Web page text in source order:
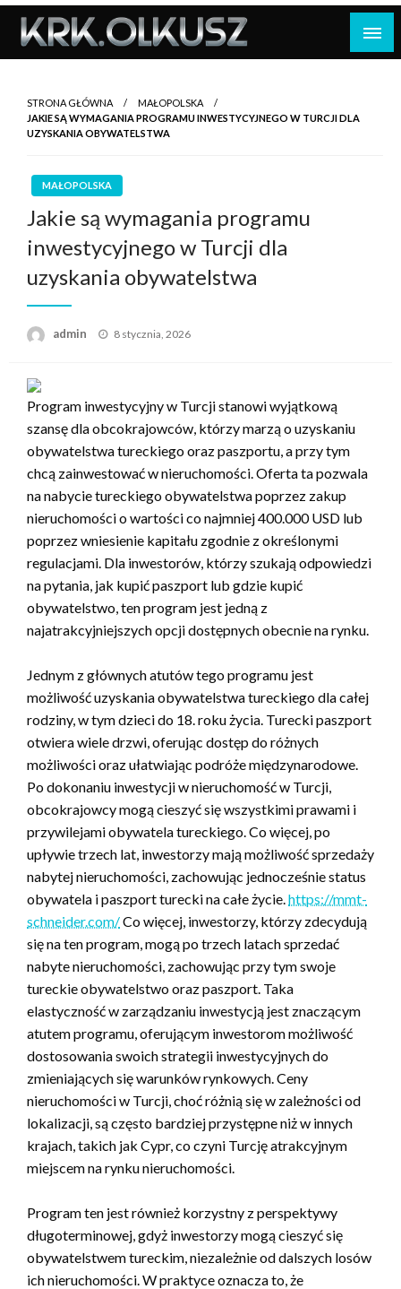
Skip
content
STRONA GŁÓWNA
MAŁOPOLSKA
JAKIE SĄ WYMAGANIA PROGRAMU INWESTYCYJNEGO W TURCJI DLA
UZYSKANIA OBYWATELSTWA
MAŁOPOLSKA
Jakie są wymagania programu
inwestycyjnego w Turcji dla
uzyskania obywatelstwa
admin
Opublikowane
8 stycznia, 2026
Program inwestycyjny w Turcji stanowi wyjątkową
szansę dla obcokrajowców, którzy marzą o uzyskaniu
obywatelstwa tureckiego oraz paszportu, a przy tym
chcą zainwestować w nieruchomości. Oferta ta pozwala
na nabycie tureckiego obywatelstwa poprzez zakup
nieruchomości o wartości co najmniej 400.000 USD lub
poprzez wniesienie kapitału zgodnie z określonymi
regulacjami. Dla inwestorów, którzy szukają odpowiedzi
na pytania, jak kupić paszport lub gdzie kupić
obywatelstwo, ten program jest jedną z
najatrakcyjniejszych opcji dostępnych obecnie na rynku.
Jednym z głównych atutów tego programu jest
możliwość uzyskania obywatelstwa tureckiego dla całej
rodziny, w tym dzieci do 18. roku życia. Turecki paszport
otwiera wiele drzwi, oferując dostęp do różnych
możliwości oraz ułatwiając podróże międzynarodowe.
Po dokonaniu inwestycji w nieruchomość w Turcji,
obcokrajowcy mogą cieszyć się wszystkimi prawami i
przywilejami obywatela tureckiego. Co więcej, po
upływie trzech lat, inwestorzy mają możliwość sprzedaży
nabytej nieruchomości, zachowując jednocześnie status
obywatela i paszport turecki na całe życie. https://mmt-
schneider.com/Co więcej, inwestorzy, którzy zdecydują
się na ten program, mogą po trzech latach sprzedać
nabyte nieruchomości, zachowując przy tym swoje
tureckie obywatelstwo oraz paszport. Taka
elastyczność w zarządzaniu inwestycją jest znaczącym
atutem programu, oferującym inwestorom możliwość
dostosowania swoich strategii inwestycyjnych do
zmieniających się warunków rynkowych. Ceny
nieruchomości w Turcji, choć różnią się w zależności od
lokalizacji, są często bardziej przystępne niż w innych
krajach, takich jak Cypr, co czyni Turcję atrakcyjnym
miejscem na rynku nieruchomości.
Program ten jest również korzystny z perspektywy
długoterminowej, gdyż inwestorzy mogą cieszyć się
obywatelstwem tureckim, niezależnie od dalszych losów
ich nieruchomości. W praktyce oznacza to, że